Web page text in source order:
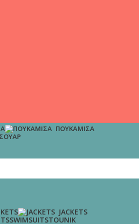
ΠΟΥΚΆΜΙΣΑ
JACKETS
SWIMSUITSTOUNIK